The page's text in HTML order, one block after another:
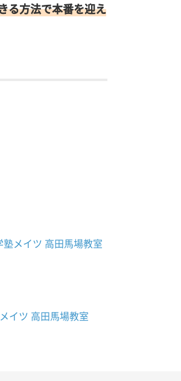
る方法で本番を迎え
メイツ 高田馬場教室
イツ 高田馬場教室